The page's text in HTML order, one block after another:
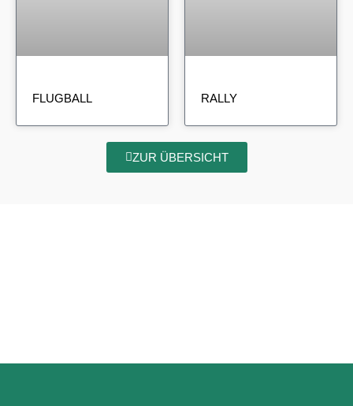
FLUGBALL RALLY
ZUR ÜBERSICHT